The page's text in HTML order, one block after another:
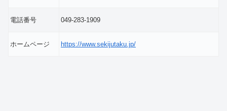
電話番号 049-283-1909
ホームページ https://www.sekijutaku.jp/